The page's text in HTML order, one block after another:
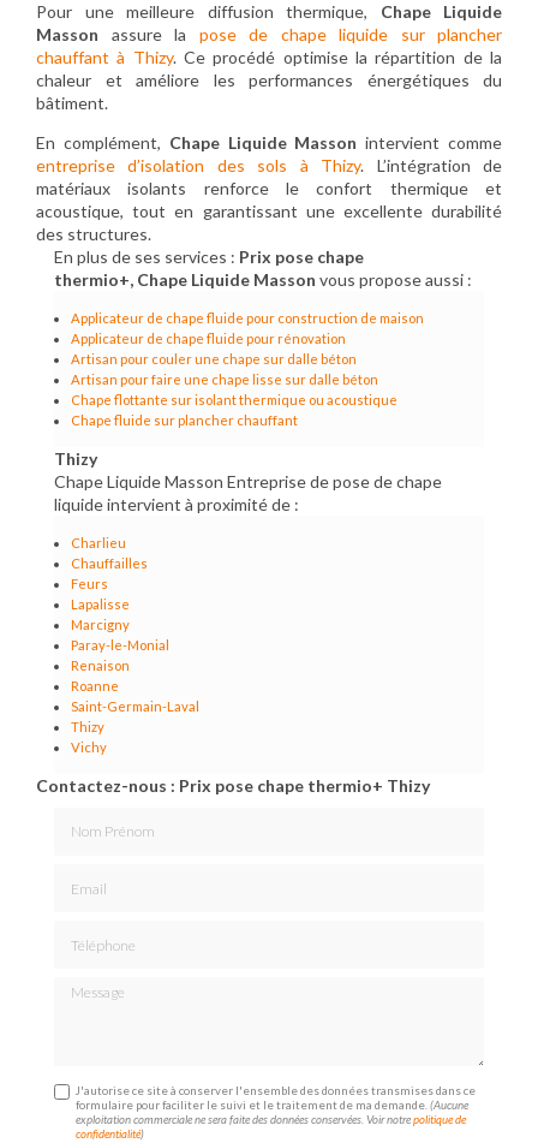
Pour une meilleure diffusion thermique, Chape Liquide
Masson assure la pose de chape liquide sur plancher
chauffant à Thizy. Ce procédé optimise la répartition de la
chaleur et améliore les performances énergétiques du
bâtiment.
En complément, Chape Liquide Masson intervient comme
entreprise d’isolation des sols à Thizy. L’intégration de
matériaux isolants renforce le confort thermique et
acoustique, tout en garantissant une excellente durabilité
des structures.
En plus de ses services : Prix pose chape
thermio+, Chape Liquide Masson vous propose aussi :
Applicateur de chape fluide pour construction de maison
Applicateur de chape fluide pour rénovation
Artisan pour couler une chape sur dalle béton
Artisan pour faire une chape lisse sur dalle béton
Chape flottante sur isolant thermique ou acoustique
Chape fluide sur plancher chauffant
Thizy
Chape Liquide Masson Entreprise de pose de chape
liquide intervient à proximité de :
Charlieu
Chauffailles
Feurs
Lapalisse
Marcigny
Paray-le-Monial
Renaison
Roanne
Saint-Germain-Laval
Thizy
Vichy
Contactez-nous : Prix pose chape thermio+ Thizy
Message
J'autorise ce site à conserver l'ensemble des données transmises dans ce
formulaire pour faciliter le suivi et le traitement de ma demande.(Aucune
exploitation commerciale ne sera faite des données conservées. Voir notrepolitique de
confidentialité)